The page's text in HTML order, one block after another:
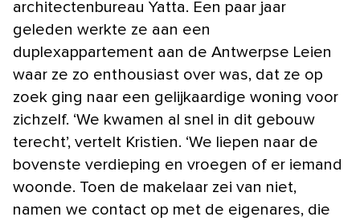
architectenbureau Yatta. Een paar jaar
geleden werkte ze aan een
duplexappartement aan de Antwerpse Leien
waar ze zo enthousiast over was, dat ze op
zoek ging naar een gelijkaardige woning voor
zichzelf. ‘We kwamen al snel in dit gebouw
terecht’, vertelt Kristien. ‘We liepen naar de
bovenste verdieping en vroegen of er iemand
woonde. Toen de makelaar zei van niet,
namen we contact op met de eigenares, die